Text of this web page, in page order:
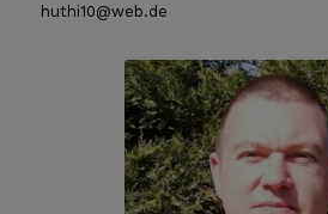
huthi10@web.de